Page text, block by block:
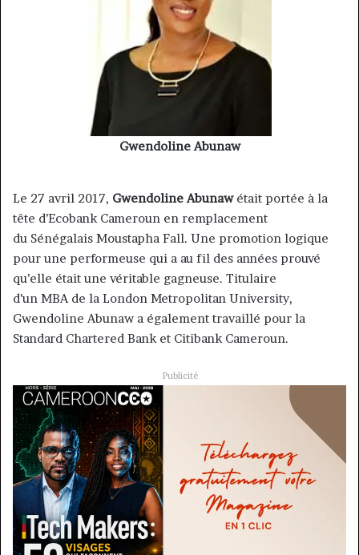
Gwendoline Abunaw
Le 27 avril 2017, Gwendoline Abunawétait portée à la
tête d’Ecobank Cameroun en remplacement
du Sénégalais Moustapha Fall. Une promotion logique
pour une performeuse qui a au fil des années prouvé
qu’elle était une véritable gagneuse. Titulaire
d’un MBA de la London Metropolitan University,
Gwendoline Abunaw a également travaillé pour la
Standard Chartered Bank et Citibank Cameroun.
Publicité